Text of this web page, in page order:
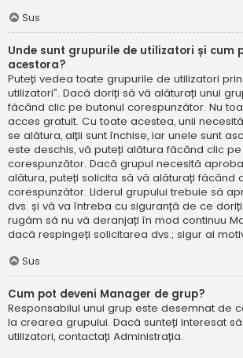
Sus
Unde sunt grupurile de utilizatori și cum
acestora?
Puteți vedea toate grupurile de utilizatori prin
utilizatori”. Dacă doriți să vă alăturați unui
făcând clic pe butonul corespunzător. Nu
acces gratuit. Cu toate acestea, unii
se alătura, alții sunt închise, iar unele sunt
este deschis, vă puteți alătura făcând clic
corespunzător. Dacă grupul necesită
alătura, puteți solicita să vă alăturați făcând
corespunzător. Liderul grupului trebuie să
dvs. și vă va întreba cu siguranță de ce
rugăm să nu vă deranjați în mod continuu
dacă respingeți solicitarea dvs.; sigur ai
Sus
Cum pot deveni Manager de grup?
Responsabilul unui grup este desemnat de
la crearea grupului. Dacă sunteți interesat
utilizatori, contactați Administrația.